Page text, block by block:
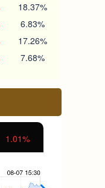
18.37%
6.83%
17.26%
7.68%
1.01%